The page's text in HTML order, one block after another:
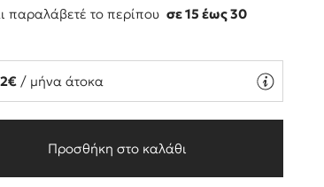
παραλάβετέ το περίπου σε 15 έως 30
/ μήνα άτοκα
Προσθήκη στο καλάθι